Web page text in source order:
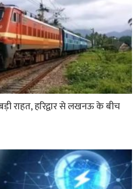
बड़ी राहत, हरिद्वार से लखनऊ के बीच